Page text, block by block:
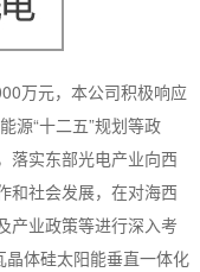
万元，本公司积极响应
源“十二五”规划等政
落实东部光电产业向西
和社会发展，在对海西
产业政策等进行深入考
体硅太阳能垂直一体化